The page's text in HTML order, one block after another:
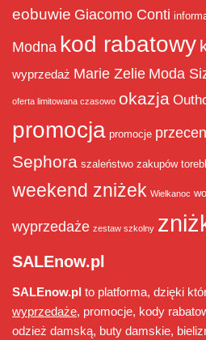
eobuwie Giacomo Conti
Modna kod rabatowy
wyprzedaż Marie Zelie Moda
oferta limitowana czasowo okazja
promocja promocje
Sephora szaleństwo zakupów
weekend zniżek Wielkanoc
wyprzedaże zestaw szkolny
SALEnow.pl
SALEnow.pl to platforma, dzięki
wyprzedaże, promocje, kody
odzież damską, buty damskie,